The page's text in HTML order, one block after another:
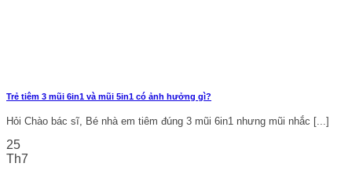
Trẻ tiêm 3 mũi 6in1 và mũi 5in1 có ảnh hưởng gì?
Hỏi Chào bác sĩ, Bé nhà em tiêm đúng 3 mũi 6in1 nhưng mũi nhắc [...]
25
Th7